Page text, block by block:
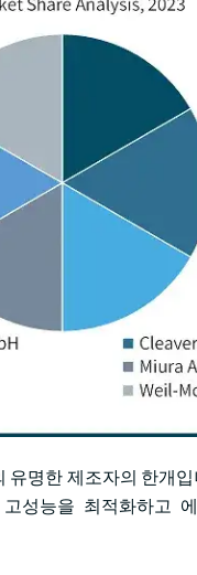
명한 제조자의 한개
성능을 최적화하고